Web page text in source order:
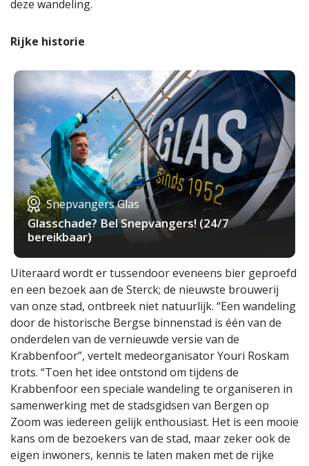
deze wandeling.
Rijke historie
Snepvangers Glas
Glasschade? Bel Snepvangers! (24/7
bereikbaar)
Uiteraard wordt er tussendoor eveneens bier geproefd
en een bezoek aan de Sterck; de nieuwste brouwerij
van onze stad, ontbreek niet natuurlijk. “Een wandeling
door de historische Bergse binnenstad is één van de
onderdelen van de vernieuwde versie van de
Krabbenfoor”, vertelt medeorganisator Youri Roskam
trots. “Toen het idee ontstond om tijdens de
Krabbenfoor een speciale wandeling te organiseren in
samenwerking met de stadsgidsen van Bergen op
Zoom was iedereen gelijk enthousiast. Het is een mooie
kans om de bezoekers van de stad, maar zeker ook de
eigen inwoners, kennis te laten maken met de rijke